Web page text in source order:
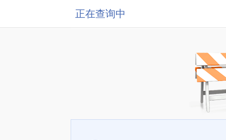
正在查询中